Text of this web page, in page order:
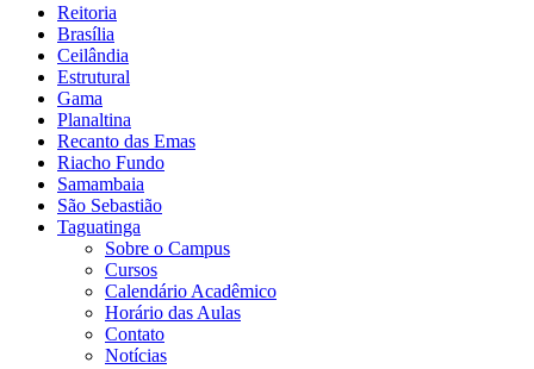
Reitoria
Brasília
Ceilândia
Estrutural
Gama
Planaltina
Recanto das Emas
Riacho Fundo
Samambaia
São Sebastião
Taguatinga
Sobre o Campus
Cursos
Calendário Acadêmico
Horário das Aulas
Contato
Notícias